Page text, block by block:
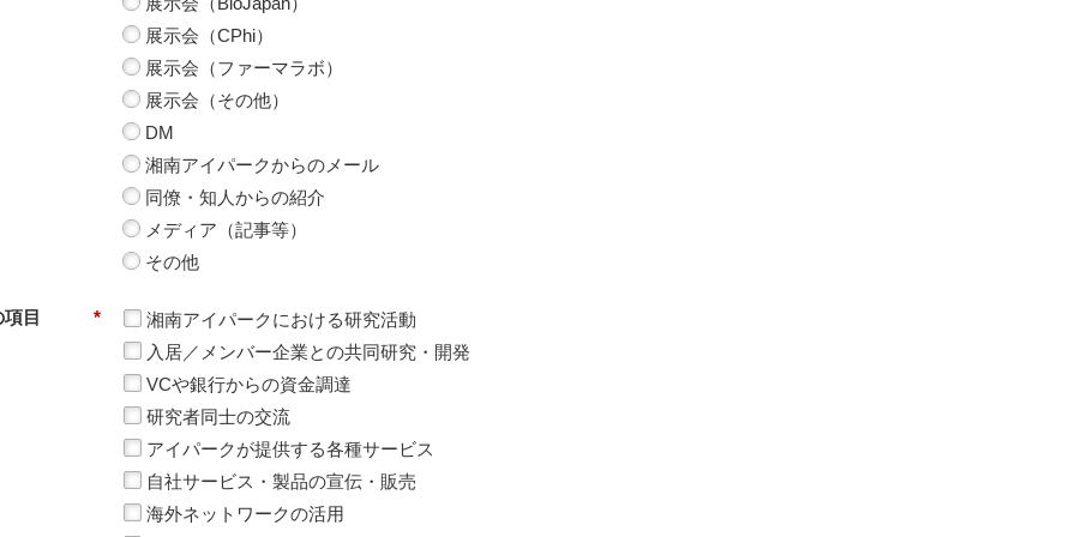
展示会（CPhi）
展示会（ファーマラボ）
展示会（その他）
DM
湘南アイパークからのメール
同僚・知人からの紹介
メディア（記事等）
その他
*
目
湘南アイパークにおける研究活動
入居／メンバー企業との共同研究・開発
VCや銀行からの資金調達
研究者同士の交流
アイパークが提供する各種サービス
自社サービス・製品の宣伝・販売
海外ネットワークの活用